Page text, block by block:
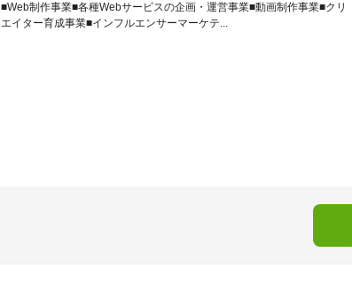
■Web制作事業■各種Webサービスの企画・運営事業■動画制作事業■クリ
エイター育成事業■インフルエンサーマーケテ...